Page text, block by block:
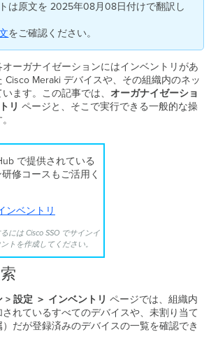
は原文を 2025年08月08日付けで翻訳し
をご確認ください。
ーガナイゼーションにはインベントリがあ
Cisco Meraki デバイスや、その組織内のネッ
います。この記事では、オーガナイゼーショ
リ ページと、そこで実行できる一般的な操
で提供されている
修コースもご活用く
ンベントリ
には Cisco SSO でサインイ
トを作成してください。
> 設定 ＞ インベントリ ページでは、組織内
れているすべてのデバイスや、未割り当て
）だが登録済みのデバイスの一覧を確認でき